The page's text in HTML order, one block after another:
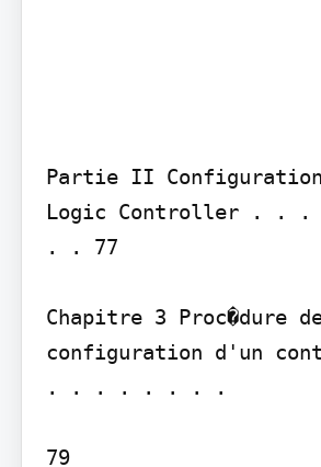
Partie II Configuration
Logic Controller .
. . 77
Chapitre 3 Proc�dure
configuration d'un
. . . . . . . .
79